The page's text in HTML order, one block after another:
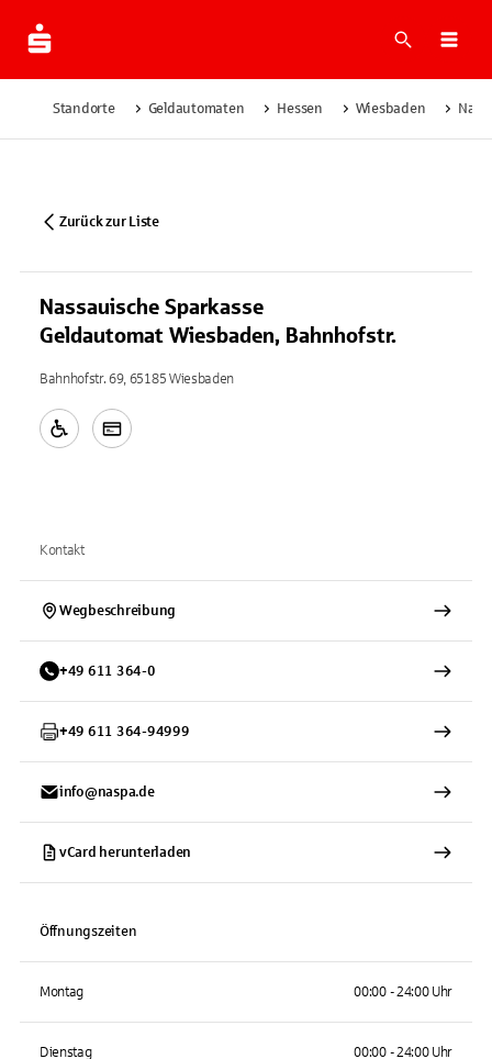
Suche
Standorte Geldautomaten Hessen Wiesbaden
Zurück zur Liste
Nassauische Sparkasse
Geldautomat Wiesbaden, Bahnhofstr.
Bahnhofstr. 69, 65185 Wiesbaden
Kontakt
Wegbeschreibung
+49 611 364-0
+49 611 364-94999
info@naspa.de
vCard herunterladen
Öffnungszeiten
Montag 00:00 - 24:00 Uhr
Dienstag 00:00 - 24:00 Uhr